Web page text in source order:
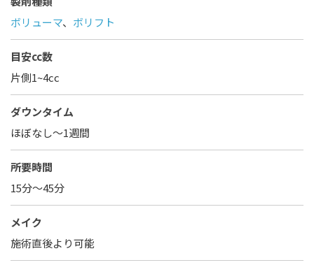
ボリューマ、 ボリフト
目安cc数
片側1~4cc
ダウンタイム
ほぼなし〜1週間
所要時間
15分～45分
メイク
施術直後より可能